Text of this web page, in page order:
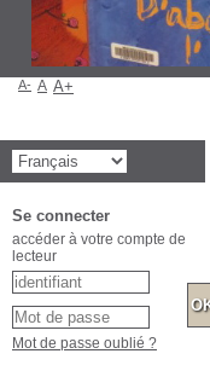
A- A A+
Se connecter
accéder à votre compte de
lecteur